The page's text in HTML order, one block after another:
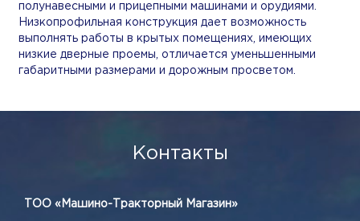
полунавесными и прицепными машинами и орудиями.
Низкопрофильная конструкция дает возможность
выполнять работы в крытых помещениях, имеющих
низкие дверные проемы, отличается уменьшенными
габаритными размерами и дорожным просветом.
Контакты
ТОО «Машино-Тракторный Магазин»